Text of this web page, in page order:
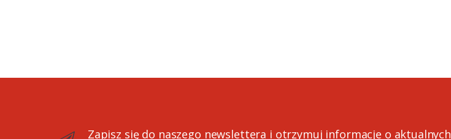
Zapisz się do naszego newslettera i otrzymuj informacje o aktualnych